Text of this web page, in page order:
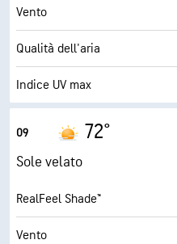
AccuLumen Brightness Index™
Nuvolosità
Visibilità
Vento
Qualità dell'aria
Indice UV max
Umidità
Punto di rugiada
AccuLumen Brightness Index™
09 72°
Sole velato
RealFeel Shade™
Vento